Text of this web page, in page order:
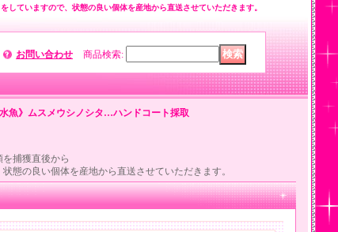
ていますので、状態の良い個体を産地から直送させていただきます。
お問い合わせ 商品検索:
水魚》ムスメウシノシタ…ハンドコート採取
捕獲直後から
態の良い個体を産地から直送させていただきます。